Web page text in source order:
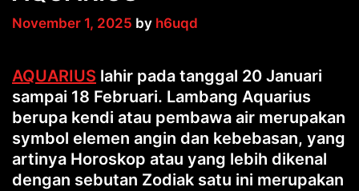
November 1, 2025 by h6uqd
AQUARIUS lahir pada tanggal 20 Januari
sampai 18 Februari. Lambang Aquarius
berupa kendi atau pembawa air merupakan
symbol elemen angin dan kebebasan, yang
artinya Horoskop atau yang lebih dikenal
dengan sebutan Zodiak satu ini merupakan